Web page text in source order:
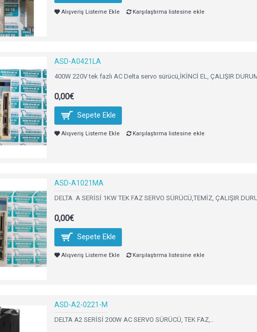
Alışveriş Listeme Ekle Karşılaştırma listesine ekle
ASD-A0421LA
400W 220V tek fazlı AC Delta servo sürücü,İKİNCİ EL, ÇALIŞIR
0,00€
Sepete Ekle
Alışveriş Listeme Ekle Karşılaştırma listesine ekle
ASD-A1021MA
DELTA A SERİSİ 1KW TEK FAZ SERVO SÜRÜCÜ,TEMİZ, ÇALIŞIR
0,00€
Sepete Ekle
Alışveriş Listeme Ekle Karşılaştırma listesine ekle
ASD-A2-0221-M
DELTA A2 SERİSİ 200W AC SERVO SÜRÜCÜ, TEK FAZ,..